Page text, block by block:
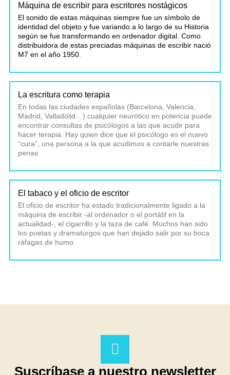
Máquina de escribir para escritores nostágicos
El sonido de estas máquinas siempre fue un símbolo de
identidad del objeto y fue variando a lo largo de su Historia
según se fue transformando en ordenador digital. Como
distribuidora de estas preciadas máquinas de escribir nació
M7 en el año 1950.
La escritura como terapia
En todas las ciudades españolas (Barcelona, Valencia,
Madrid, Valladolid…) cualquier neurótico en potencia puede
encontrar consultas de psicólogos a las que acudir para
hacer terapia. Hay quien dice que el psicólogo es el nuevo
“cura”, una persona a la que acudimos a contarle nuestras
penas
El tabaco y el oficio de escritor
El oficio de escritor ha estado tradicionalmente ligado a la
máquina de escribir -al ordenador o el portátil en la
actualidad-, el cigarrillo y la taza de café. Muchos han sido
los poetas y dramaturgos que han dejado salir por su boca
ráfagas de humo
Suscríbase a nuestro newsletter